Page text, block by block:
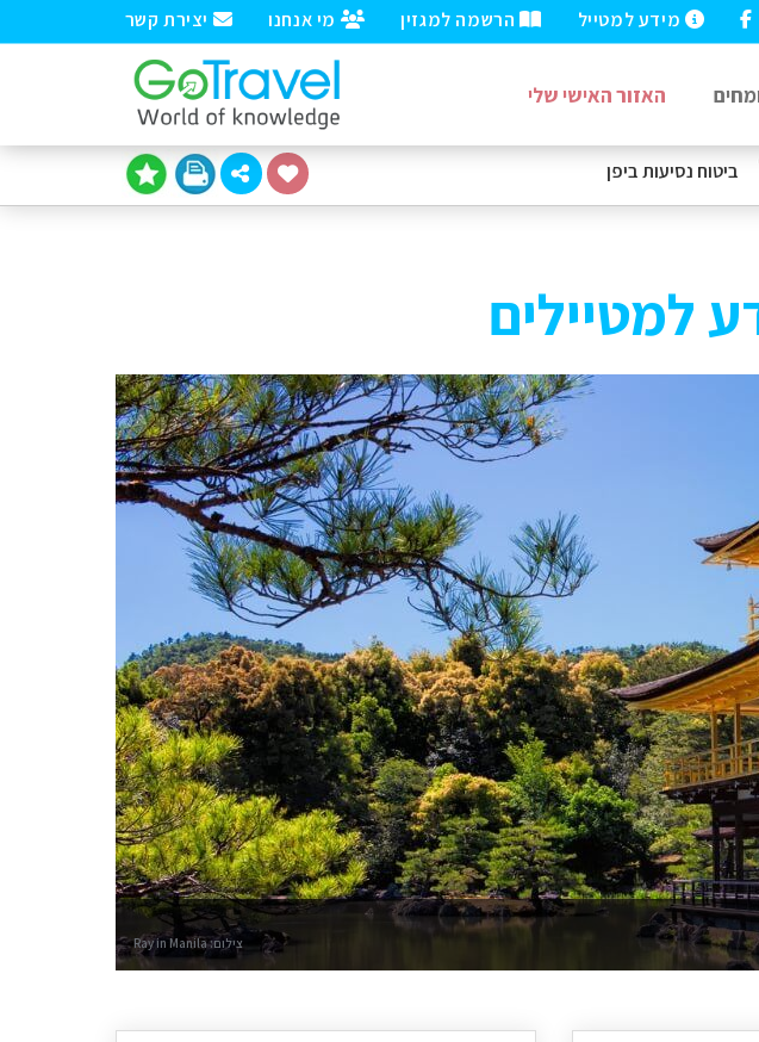
ביטוח נסיעותביפן
יצירת קשר מי אנחנו הרשמה למגזין מידע למטייל
האזור האישי שלי
למטיילים
צילום: Ray in Manila